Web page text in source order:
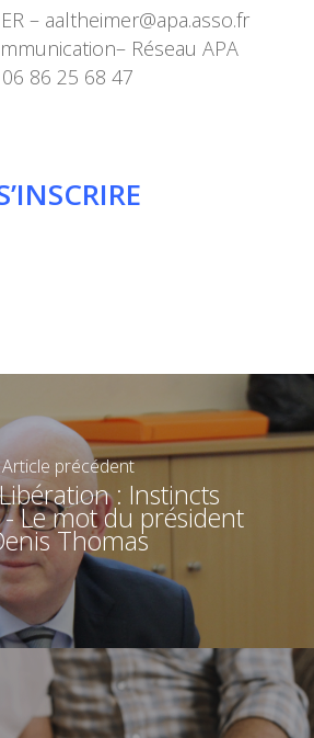
– aaltheimer@apa.asso.fr
Réseau APA
86 25 68 47
Article précédent
: Instincts
- Le mot du président
Thomas